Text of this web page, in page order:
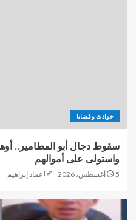
حوادث وقضايا
سقوط دجال أبو المطامير..
واستولى على أموالهم
5 أغسطس، 2026 عماد إبراهيم